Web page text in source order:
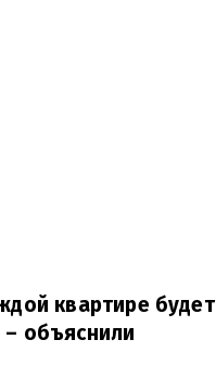
квартире будет
– объяснили